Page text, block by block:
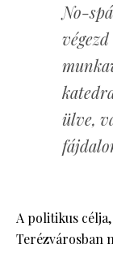
No-
ülve,
A politikus
Terézvárosban